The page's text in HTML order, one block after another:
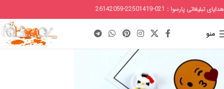
هدایای تبلیغاتی پارسوا : 021-22501419-26142059
منو